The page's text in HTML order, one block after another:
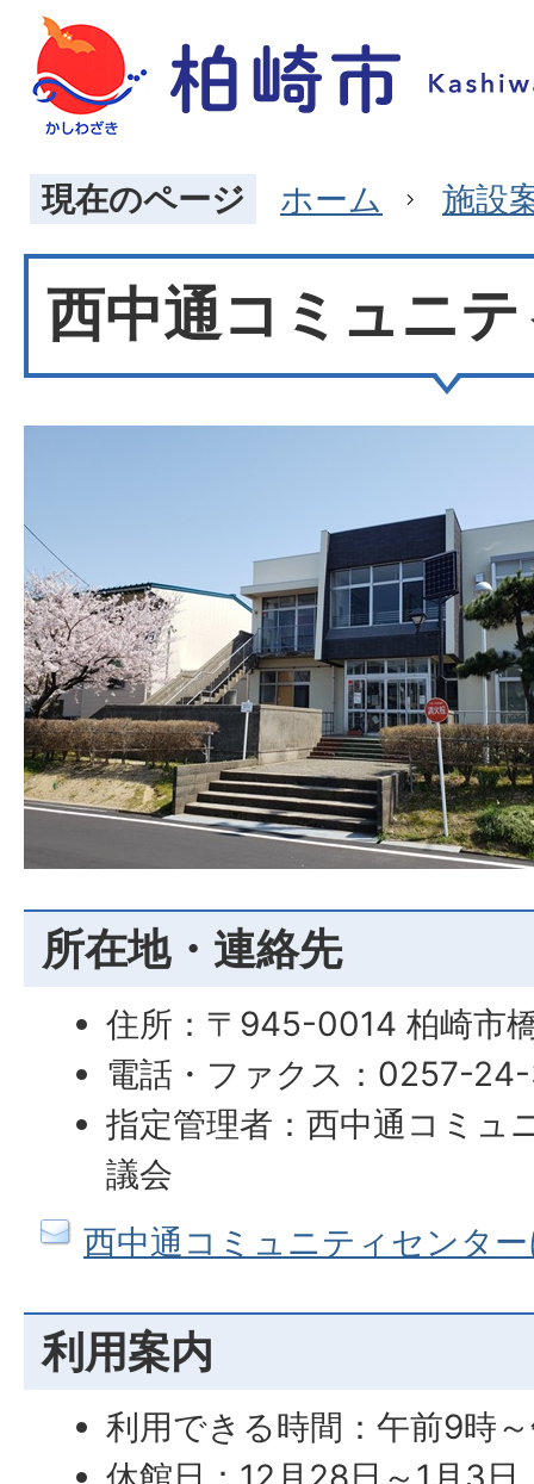
現在のページ ホーム 施設
西中通コミュニ
所在地・連絡先
住所：〒945-0014 柏崎市
電話・ファクス：0257-
指定管理者：西中通コミュ
議会
西中通コミュニティセンタ
利用案内
利用できる時間：午前9時